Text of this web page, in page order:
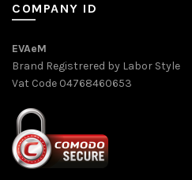
COMPANY ID
EVAeM
Brand Registrered by Labor Style
Vat Code 04768460653